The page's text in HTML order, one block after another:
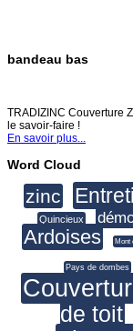
bandeau bas
TRADIZINC Couverture
le savoir-faire !
En savoir plus...
Word Cloud
zinc
Quincieux
Ardoises Mont
Pays de dombes
de toit